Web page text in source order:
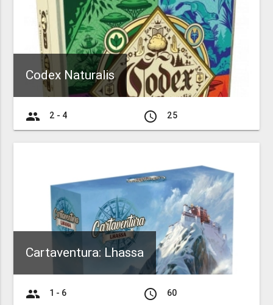
Codex Naturalis
group 2 - 4 access_time 25
Cartaventura: Lhassa
group 1 - 6 access_time 60